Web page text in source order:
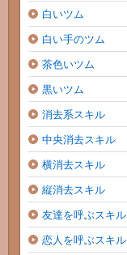
白いツム
白い手のツム
茶色いツム
黒いツム
消去系スキル
中央消去スキル
横消去スキル
縦消去スキル
友達を呼ぶスキル
恋人を呼ぶスキル